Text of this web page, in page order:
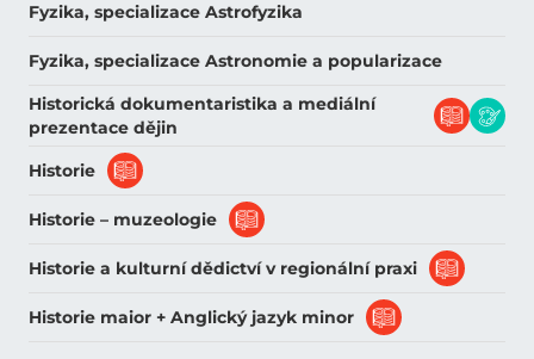
Fyzika, specializace Astrofyzika
Fyzika, specializace Astronomie a popularizace
Historická dokumentaristika a mediální
prezentace dějin
Historie
Historie – muzeologie
Historie a kulturní dědictví v regionální praxi
Historie maior + Anglický jazyk minor